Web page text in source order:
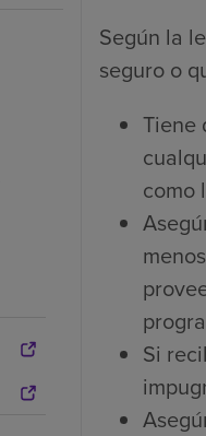
Según la
seguro o
Tiene
como
Si